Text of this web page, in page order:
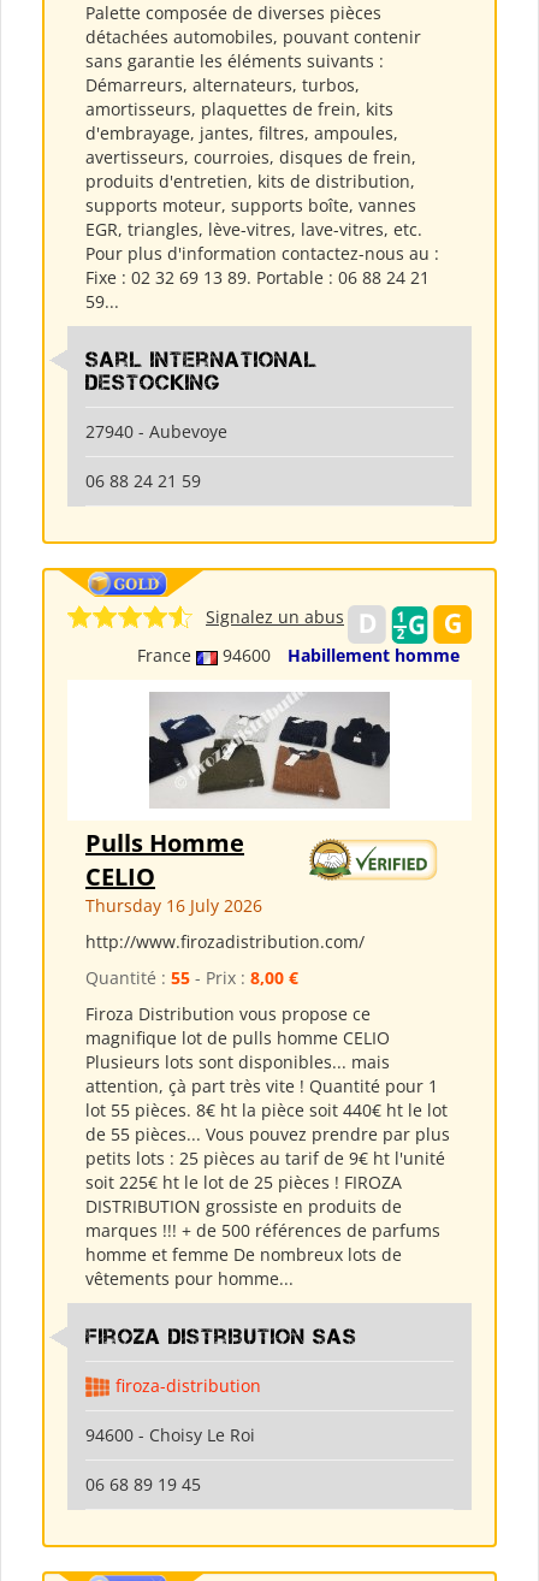
Palette composée de diverses pièces
détachées automobiles, pouvant contenir
sans garantie les éléments suivants :
Démarreurs, alternateurs, turbos,
amortisseurs, plaquettes de frein, kits
d'embrayage, jantes, filtres, ampoules,
avertisseurs, courroies, disques de frein,
produits d'entretien, kits de distribution,
supports moteur, supports boîte, vannes
EGR, triangles, lève-vitres, lave-vitres, etc.
Pour plus d'information contactez-nous au :
Fixe : 02 32 69 13 89. Portable : 06 88 24 21
59...
Sarl International
Destocking
27940 - Aubevoye
06 88 24 21 59
France 94600 Habillement homme
Signalez un abus
Pulls Homme
CELIO
Thursday 16 July 2026
http://www.firozadistribution.com/
Quantité : 55 - Prix : 8,00 €
Firoza Distribution vous propose ce
magnifique lot de pulls homme CELIO
Plusieurs lots sont disponibles... mais
attention, çà part très vite ! Quantité pour 1
lot 55 pièces. 8€ ht la pièce soit 440€ ht le lot
de 55 pièces... Vous pouvez prendre par plus
petits lots : 25 pièces au tarif de 9€ ht l'unité
soit 225€ ht le lot de 25 pièces ! FIROZA
DISTRIBUTION grossiste en produits de
marques !!! + de 500 références de parfums
homme et femme De nombreux lots de
vêtements pour homme...
Firoza Distribution SAS
firoza-distribution
94600 - Choisy Le Roi
06 68 89 19 45